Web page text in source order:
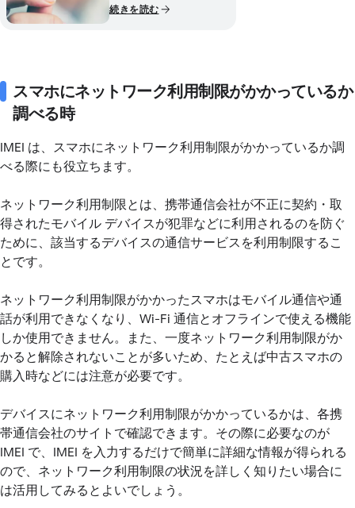
続きを読む
スマホにネットワーク利用制限がかかっているか
調べる時
IMEI は、スマホにネットワーク利用制限がかかっているか調
べる際にも役立ちます。
ネットワーク利用制限とは、携帯通信会社が不正に契約・取
得されたモバイル デバイスが犯罪などに利用されるのを防ぐ
ために、該当するデバイスの通信サービスを利用制限するこ
とです。
ネットワーク利用制限がかかったスマホはモバイル通信や通
話が利用できなくなり、Wi-Fi 通信とオフラインで使える機能
しか使用できません。また、一度ネットワーク利用制限がか
かると解除されないことが多いため、たとえば中古スマホの
購入時などには注意が必要です。
デバイスにネットワーク利用制限がかかっているかは、各携
帯通信会社のサイトで確認できます。その際に必要なのが
IMEI で、IMEI を入力するだけで簡単に詳細な情報が得られる
ので、ネットワーク利用制限の状況を詳しく知りたい場合に
は活用してみるとよいでしょう。